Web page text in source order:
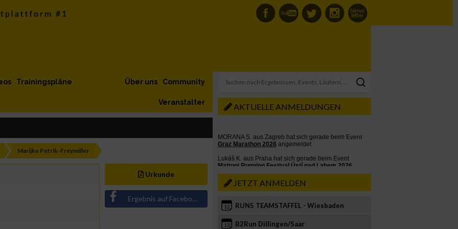
Trainingspläne Community
Über uns
Veranstalter
Marijke Petrik-Freymiller
Urkunde
Ergebnis auf Facebook teilen
AKTUELLE ANMELDUNGEN
JETZT ANMELDEN
12 RUN5 TEAMSTAFFEL - Wiesbaden
13 B2Run Dillingen/Saar